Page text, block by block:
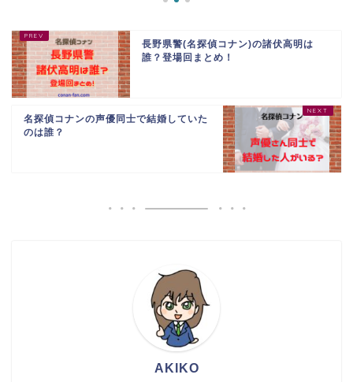
長野県警(名探偵コナン)の諸伏高明は
誰？登場回まとめ！
名探偵コナンの声優同士で結婚していた
のは誰？
AKIKO